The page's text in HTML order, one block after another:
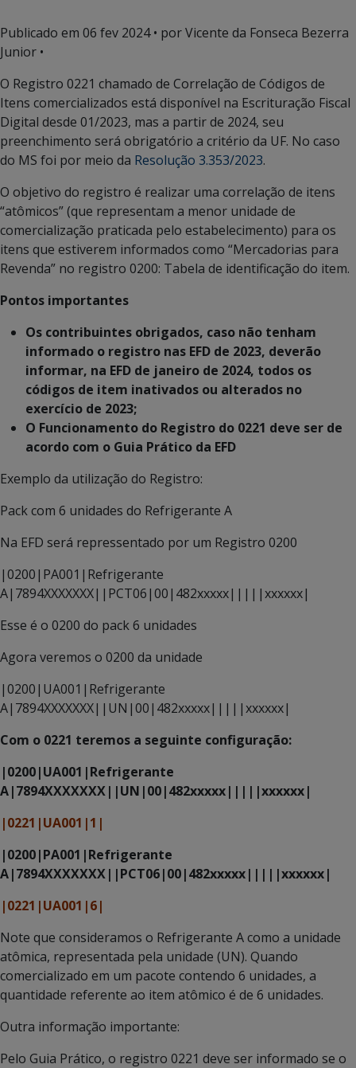
Publicado em 06 fev 2024• por Vicente da Fonseca Bezerra
Junior •
O Registro 0221 chamado de Correlação de Códigos de
Itens comercializados está disponível na Escrituração Fiscal
Digital desde 01/2023, mas a partir de 2024, seu
preenchimento será obrigatório a critério da UF. No caso
do MS foi por meio da Resolução 3.353/2023.
O objetivo do registro é realizar uma correlação de itens
“atômicos” (que representam a menor unidade de
comercialização praticada pelo estabelecimento) para os
itens que estiverem informados como “Mercadorias para
Revenda” no registro 0200: Tabela de identificação do item.
Pontos importantes
Os contribuintes obrigados, caso não tenham
informado o registro nas EFD de 2023, deverão
informar, na EFD de janeiro de 2024, todos os
códigos de item inativados ou alterados no
exercício de 2023;
O Funcionamento do Registro do 0221 deve ser de
acordo com o Guia Prático da EFD
Exemplo da utilização do Registro:
Pack com 6 unidades do Refrigerante A
Na EFD será repressentado por um Registro 0200
|0200|PA001|Refrigerante
A|7894XXXXXXX||PCT06|00|482xxxxx|||||xxxxxx|
Esse é o 0200 do pack 6 unidades
Agora veremos o 0200 da unidade
|0200|UA001|Refrigerante
A|7894XXXXXXX||UN|00|482xxxxx|||||xxxxxx|
Com o 0221 teremos a seguinte configuração:
|0200|UA001|Refrigerante
A|7894XXXXXXX||UN|00|482xxxxx|||||xxxxxx|
|0221|UA001|1|
|0200|PA001|Refrigerante
A|7894XXXXXXX||PCT06|00|482xxxxx|||||xxxxxx|
|0221|UA001|6|
Note que consideramos o Refrigerante A como a unidade
atômica, representada pela unidade (UN). Quando
comercializado em um pacote contendo 6 unidades, a
quantidade referente ao item atômico é de 6 unidades.
Outra informação importante:
Pelo Guia Prático, o registro 0221 deve ser informado se o